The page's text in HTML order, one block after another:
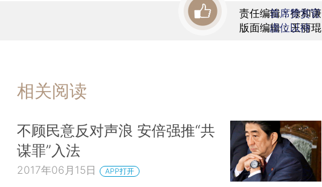
责任编辑：徐和谦
版面编辑：王丽琨
首席赞赏官
虚位以待
相关阅读
不顾民意反对声浪 安倍强推“共
谋罪”入法
2017年06月15日 APP打开